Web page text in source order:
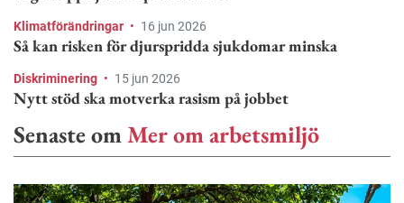
Klimatförändringar • 16 jun 2026
Så kan risken för djurspridda sjukdomar minska
Diskriminering • 15 jun 2026
Nytt stöd ska motverka rasism på jobbet
Senaste omMer om arbetsmiljö